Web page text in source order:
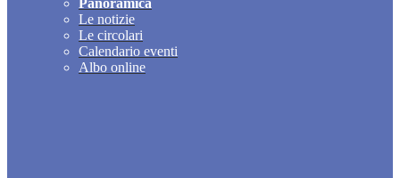
Panoramica
Le notizie
Le circolari
Calendario eventi
Albo online